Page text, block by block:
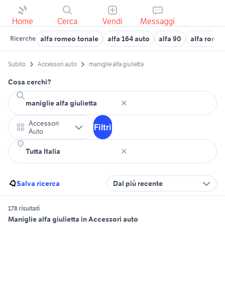
Home Cerca Vendi Messaggi
Ricerche alfa romeo tonale alfa 164 auto alfa 90 alfa
Subito Accessori auto maniglie alfa giulietta
Cosa cerchi?
Accessori
Auto
Filtri
Salva ricerca Dal più recente
178 risultati
Maniglie alfa giulietta in Accessori auto